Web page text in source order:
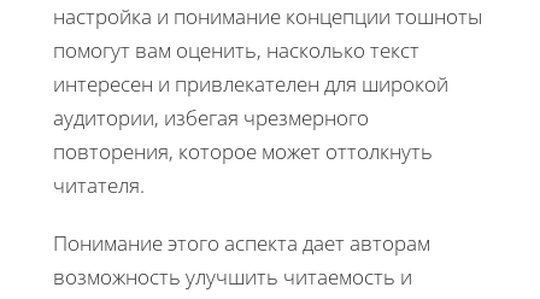
настройка и понимание концепции тошноты
помогут вам оценить, насколько текст
интересен и привлекателен для широкой
аудитории, избегая чрезмерного
повторения, которое может оттолкнуть
читателя.
Понимание этого аспекта дает авторам
возможность улучшить читаемость и